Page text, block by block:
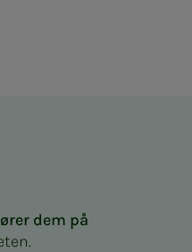
dem på